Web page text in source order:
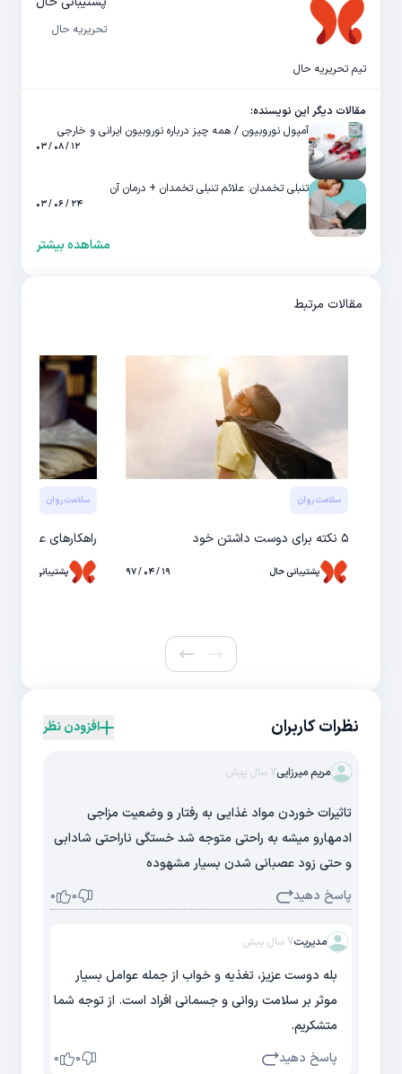
تحریریه حال
تیم تحریریه حال
مقالات دیگر این نویسنده:
آمپول نوروبیون / همه چیز درباره نوروبیون ایرانی و خارجی
۱۲ / ۰۸ / ۰۳
تنبلی تخمدان: علائم تنبلی تخمدان + درمان آن
۲۴ / ۰۶ / ۰۳
مشاهده بیشتر
مقالات مرتبط
سلامت روان
۵ نکته برای دوست داشتن خود
پشتیبانی حال ۱۹ / ۰۴ / ۹۷
سلامت روان
راهكارهای عملی
پشتیبانی حال
نظرات کاربران افزودن نظر
مریم میرزایی7 سال پیش
تاثیرات خوردن مواد غذایی به رفتار و وضعیت مزاجی
ادمهارو میشه به راحتی متوجه شد خستگی ناراحتی شادابی
و حتی زود عصبانی شدن بسیار مشهوده
پاسخ دهید
0
0
مدیریت7 سال پیش
بله دوست عزیز، تغذیه و خواب از جمله عوامل بسیار
موثر بر سلامت روانی و جسمانی افراد است. از توجه شما
متشکریم.
پاسخ دهید
0
0